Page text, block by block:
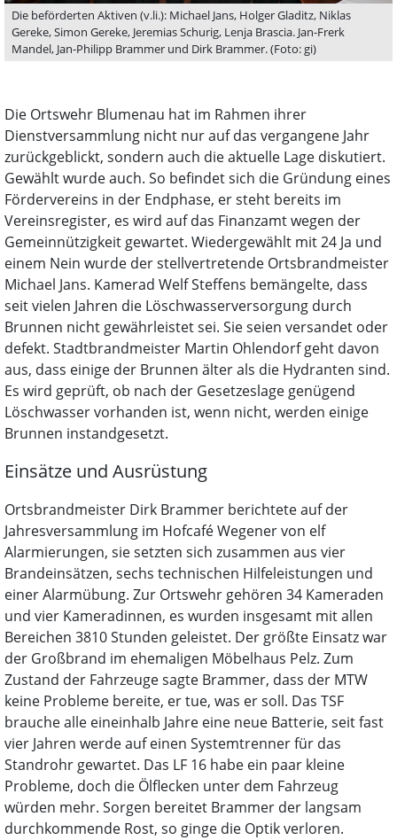
Die beförderten Aktiven (v.li.): Michael Jans, Holger Gladitz, Niklas
Gereke, Simon Gereke, Jeremias Schurig, Lenja Brascia. Jan-Frerk
Mandel, Jan-Philipp Brammer und Dirk Brammer. (Foto: gi)
Die Ortswehr Blumenau hat im Rahmen ihrer
Dienstversammlung nicht nur auf das vergangene Jahr
zurückgeblickt, sondern auch die aktuelle Lage diskutiert.
Gewählt wurde auch. So befindet sich die Gründung eines
Fördervereins in der Endphase, er steht bereits im
Vereinsregister, es wird auf das Finanzamt wegen der
Gemeinnützigkeit gewartet. Wiedergewählt mit 24 Ja und
einem Nein wurde der stellvertretende Ortsbrandmeister
Michael Jans. Kamerad Welf Steffens bemängelte, dass
seit vielen Jahren die Löschwasserversorgung durch
Brunnen nicht gewährleistet sei. Sie seien versandet oder
defekt. Stadtbrandmeister Martin Ohlendorf geht davon
aus, dass einige der Brunnen älter als die Hydranten sind.
Es wird geprüft, ob nach der Gesetzeslage genügend
Löschwasser vorhanden ist, wenn nicht, werden einige
Brunnen instandgesetzt.
Einsätze und Ausrüstung
Ortsbrandmeister Dirk Brammer berichtete auf der
Jahresversammlung im Hofcafé Wegener von elf
Alarmierungen, sie setzten sich zusammen aus vier
Brandeinsätzen, sechs technischen Hilfeleistungen und
einer Alarmübung. Zur Ortswehr gehören 34 Kameraden
und vier Kameradinnen, es wurden insgesamt mit allen
Bereichen 3810 Stunden geleistet. Der größte Einsatz war
der Großbrand im ehemaligen Möbelhaus Pelz. Zum
Zustand der Fahrzeuge sagte Brammer, dass der MTW
keine Probleme bereite, er tue, was er soll. Das TSF
brauche alle eineinhalb Jahre eine neue Batterie, seit fast
vier Jahren werde auf einen Systemtrenner für das
Standrohr gewartet. Das LF 16 habe ein paar kleine
Probleme, doch die Ölflecken unter dem Fahrzeug
würden mehr. Sorgen bereitet Brammer der langsam
durchkommende Rost, so ginge die Optik verloren.